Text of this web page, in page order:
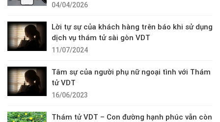
04/04/2026
Lời tự sự của khách hàng trên báo khi sử dụng
dịch vụ thám tử sài gòn VDT
11/07/2024
Tâm sự của người phụ nữ ngoại tình với Thám
tử VDT
16/06/2023
Thám tử VDT – Con đường hạnh phúc vẫn còn